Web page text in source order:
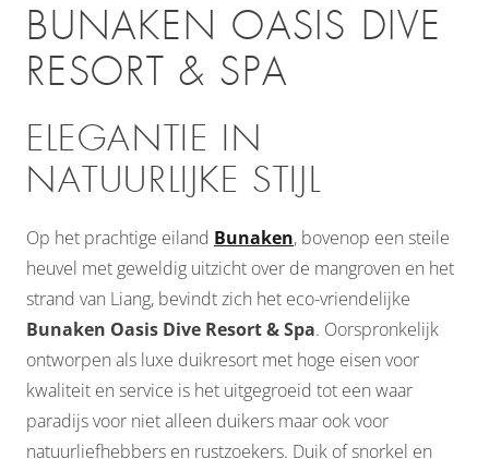
BUNAKEN OASIS DIVE
RESORT & SPA
ELEGANTIE IN
NATUURLIJKE STIJL
Op het prachtige eiland Bunaken, bovenop een steile
heuvel met geweldig uitzicht over de mangroven en het
strand van Liang, bevindt zich het eco-vriendelijke
Bunaken Oasis Dive Resort & Spa. Oorspronkelijk
ontworpen als luxe duikresort met hoge eisen voor
kwaliteit en service is het uitgegroeid tot een waar
paradijs voor niet alleen duikers maar ook voor
natuurliefhebbers en rustzoekers. Duik of snorkel en